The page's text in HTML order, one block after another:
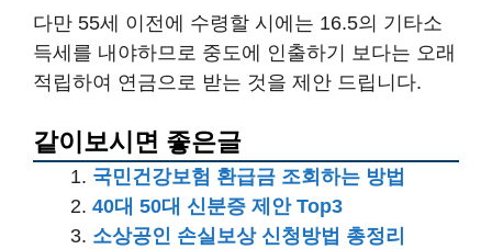
다만 55세 이전에 수령할 시에는 16.5의 기타소
득세를 내야하므로 중도에 인출하기 보다는 오래
적립하여 연금으로 받는 것을 제안 드립니다.
같이보시면 좋은글
국민건강보험 환급금 조회하는 방법
40대 50대 신분증 제안 Top3
소상공인 손실보상 신청방법 총정리